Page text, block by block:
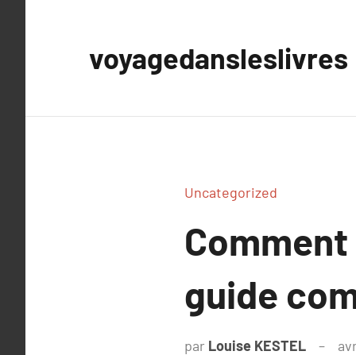
voyagedansleslivres
Uncategorized
guide
par Louise KESTEL